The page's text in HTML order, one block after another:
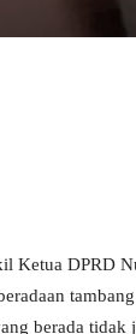
Ketua DPRD
berada